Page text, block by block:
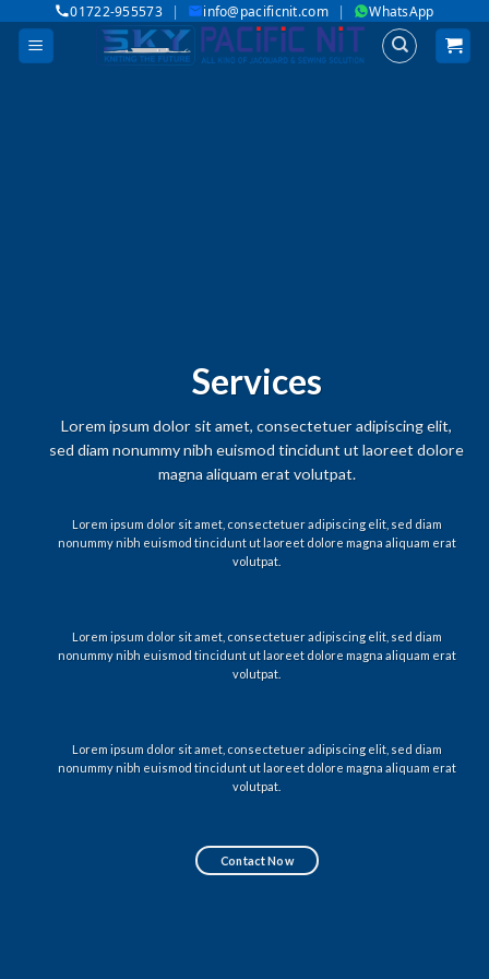
content
01722-955573 | info@pacificnit.com | WhatsApp
Services
Lorem ipsum dolor sit amet, consectetuer adipiscing elit,
sed diam nonummy nibh euismod tincidunt ut laoreet dolore
magna aliquam erat volutpat.
Lorem ipsum dolor sit amet, consectetuer adipiscing elit, sed diam
nonummy nibh euismod tincidunt ut laoreet dolore magna aliquam erat
volutpat.
Lorem ipsum dolor sit amet, consectetuer adipiscing elit, sed diam
nonummy nibh euismod tincidunt ut laoreet dolore magna aliquam erat
volutpat.
Lorem ipsum dolor sit amet, consectetuer adipiscing elit, sed diam
nonummy nibh euismod tincidunt ut laoreet dolore magna aliquam erat
volutpat.
Contact Now